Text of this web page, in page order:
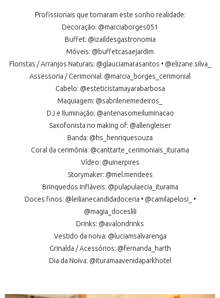
Profissionais que tornaram este sonho realidade:
Decoração: @marciaborges051
Buffet: @izaildesgastronomia
Móveis: @buffetcasaejardim
Floristas / Arranjos Naturais: @glauciamarasantos • @elizane.silva_
Assessoria / Cerimonial: @marcia_borges_cerimonial
Cabelo: @esteticistamayarabarbosa
Maquiagem: @sabrilenemedeiros_
DJ e Iluminação: @antenasomeiluminacao
Saxofonista no making of: @allengleiser
Banda: @hs_henriquesouza
Coral da cerimônia: @canttarte_cerimoniais_iturama
Vídeo: @uinerpires
Storymaker: @mel.mendees
Brinquedos Infláveis: @pulapulaecia_iturama
Doces finos: @leilianecandidadoceria • @camilapelosi_ •
@magia_doceslili
Drinks: @avalondrinks
Vestido da noiva: @luciamsalvarenga
Grinalda / Acessórios: @fernanda_harth
Dia da Noiva: @ituramaavenidaparkhotel